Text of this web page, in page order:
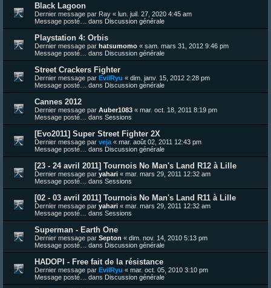
Black Lagoon
Dernier message par Ray « lun. juil. 27, 2020 4:45 am
Message posté… dans Discussion générale
Playstation 4: Orbis
Dernier message par hatsumomo « sam. mars 31, 2012 9:46 pm
Message posté… dans Discussion générale
Street Crackers Fighter
Dernier message par EvilRyu « dim. janv. 15, 2012 2:28 pm
Message posté… dans Discussion générale
Cannes 2012
Dernier message par Auber1083 « mar. oct. 18, 2011 8:19 pm
Message posté… dans Sessions
[Evo2011] Super Street Fighter 2X
Dernier message par veja « mar. août 02, 2011 12:43 pm
Message posté… dans Discussion générale
[23 - 24 avril 2011] Tournois No Man's Land R12 à Lille
Dernier message par yahari « mar. mars 29, 2011 12:32 am
Message posté… dans Sessions
[02 - 03 avril 2011] Tournois No Man's Land R11 à Lille
Dernier message par yahari « mar. mars 29, 2011 12:32 am
Message posté… dans Sessions
Superman - Earth One
Dernier message par Septon « dim. nov. 14, 2010 5:13 pm
Message posté… dans Discussion générale
HADOPI - Free fait de la résistance
Dernier message par EvilRyu « mar. oct. 05, 2010 3:10 pm
Message posté… dans Discussion générale